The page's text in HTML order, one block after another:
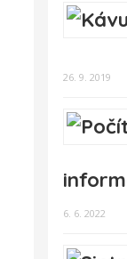
26. 9. 2019
6. 6. 2022